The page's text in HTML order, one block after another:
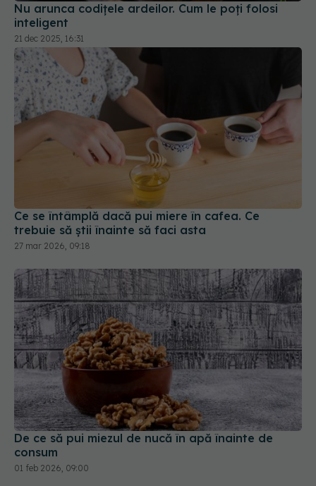
Nu arunca codițele ardeilor. Cum le poți folosi
inteligent
21 dec 2025, 16:31
Ce se întâmplă dacă pui miere în cafea. Ce
trebuie să știi înainte să faci asta
27 mar 2026, 09:18
De ce să pui miezul de nucă în apă înainte de
consum
01 feb 2026, 09:00